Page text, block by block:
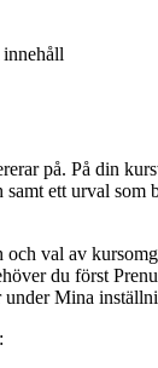
på. På din
ett urval som
och val av
du först
Mina